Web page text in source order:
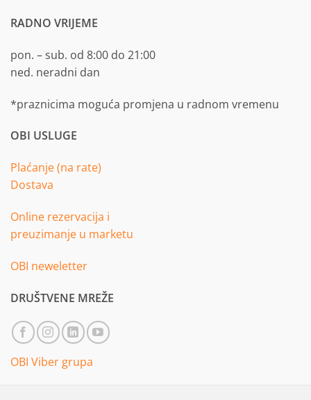
RADNO VRIJEME
pon. – sub. od 8:00 do 21:00
ned. neradni dan
*praznicima moguća promjena u radnom vremenu
OBI USLUGE
Plaćanje (na rate)
Dostava
Online rezervacija i
preuzimanje u marketu
OBI neweletter
DRUŠTVENE MREŽE
OBI Viber grupa